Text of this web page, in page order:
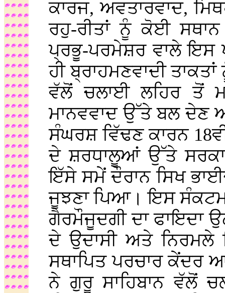
ਕਾਰਜ, ਅਵਤਾਰਵਾਦ,
ਰਹੁ-ਰੀਤਾਂ ਨੂੰ ਕੋਈ
ਪ੍ਰਭੂ-ਪਰਮੇਸ਼ਰ ਵਾਲੇ ਇਸ
ਹੀ ਬ੍ਰਾਹਮਣਵਾਦੀ
ਵੱਲੋਂ ਚਲਾਈ ਲਹਿਰ ਤੋਂ
ਮਾਨਵਵਾਦ ਉੱਤੇ ਬਲ ਦੇਣ
ਸੰਘਰਸ਼ ਵਿੱਢਣ ਕਾਰਨ
ਦੇ ਸ਼ਰਧਾਲੂਆਂ ਉੱਤੇ
ਇੱਸੇ ਸਮੇਂ ਦੌਰਾਨ ਸਿਖ
ਜੂਝਣਾ ਪਿਆ। ਇਸ
ਗੈਰਮੌਜੂਦਗੀ ਦਾ ਫਾਇਦਾ
ਦੇ ਉਦਾਸੀ ਅਤੇ ਨਿਰਮਲੇ
ਸਥਾਪਿਤ ਪਰਚਾਰ ਕੇਂਦਰ
ਨੇ ਗੁਰੂ ਸਾਹਿਬਾਨ ਵੱਲੋਂ